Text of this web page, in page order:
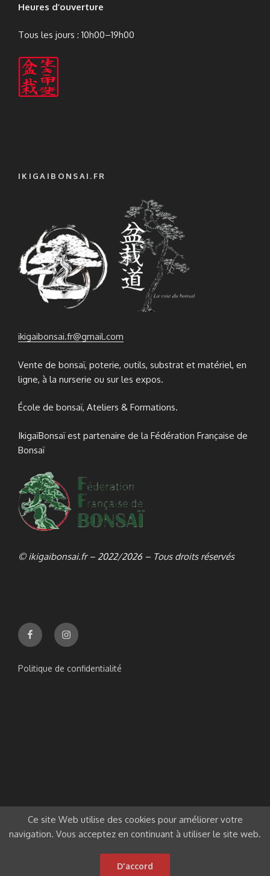
Heures d’ouverture
Tous les jours : 10h00–19h00
IKIGAIBONSAI.FR
ikigaibonsai.fr@gmail.com
Vente de bonsaï, poterie, outils, substrat et matériel, en
ligne, à la nurserie ou sur les expos.
École de bonsaï, Ateliers & Formations.
IkigaïBonsaï est partenaire de la Fédération Française de
Bonsaï
© ikigaibonsai.fr – 2022/2026 – Tous droits réservés
FacebookInstagram
Politique de confidentialité
Ce site Web utilise des cookies pour améliorer votre
navigation. Vous acceptez en continuant à utiliser le site web.
D'accord